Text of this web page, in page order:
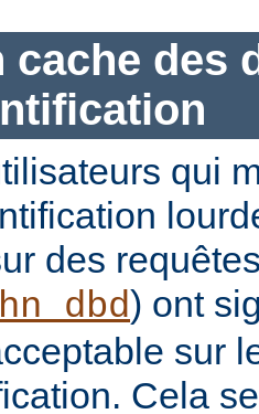
cache des
qui
des
) ont
sur
Cela